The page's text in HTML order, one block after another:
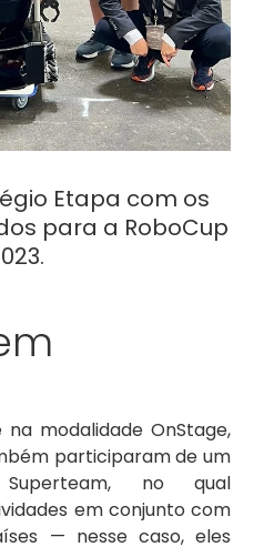
Etapa com os
para a RoboCup
modalidade OnStage,
participaram de um
no qual
em conjunto com
— nesse caso, eles